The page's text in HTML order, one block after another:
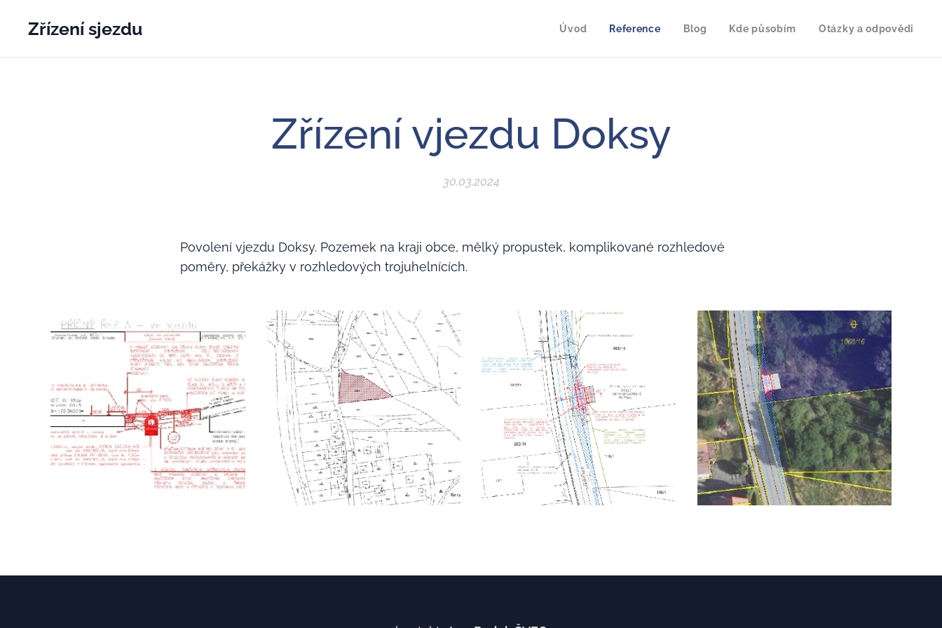
Zřízení sjezdu Úvod Reference Blog Kde působím Otázky a odpovědi
Zřízení vjezdu Doksy
30.03.2024
Povolení vjezdu Doksy. Pozemek na kraji obce, mělký propustek, komplikované rozhledové
poměry, překážky v rozhledových trojuhelnících.